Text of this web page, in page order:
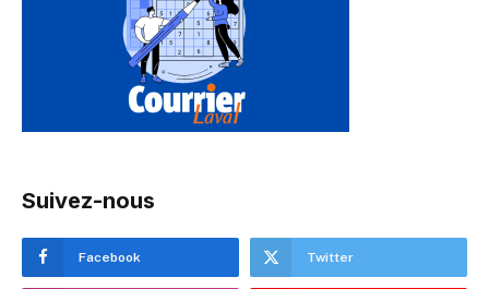
Suivez-nous
Facebook Twitter